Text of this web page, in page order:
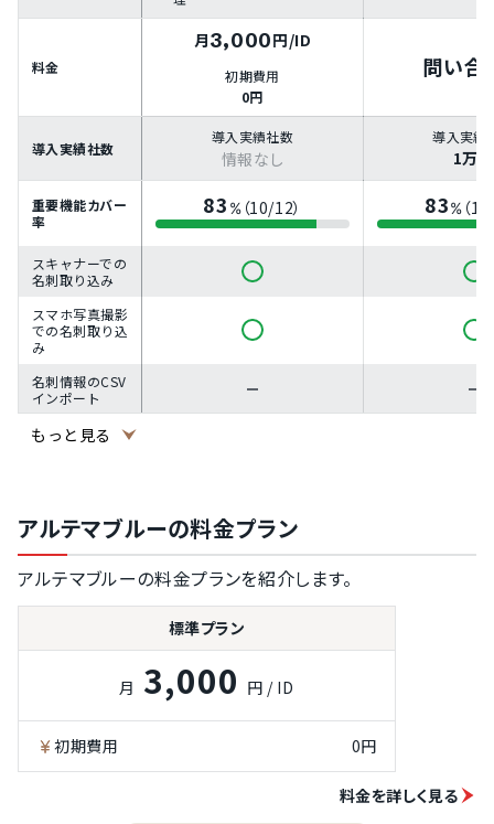
料金
月3,000円/ID
初期費用
0円
問い合
導入実績社数
導入実績社数
情報なし
導入実績
1万社
重要機能カバー
率
83 %（10/12） 83% （
スキャナーでの
名刺取り込み
スマホ写真撮影
での名刺取り込
み
名刺情報のCSV
インポート
名刺情報の名寄
せ機能
名刺情報のキー
ワード検索機能
コンタクト履歴
識）のデータ化
オペレーターの
タ化
OCRとオペレ
ーターによる入
もっと見る
アルテマブルーの料金プラン
アルテマブルーの料金プランを紹介します。
標準プラン
月 3,000 円 / ID
初期費用 0円
料金を詳しく見る